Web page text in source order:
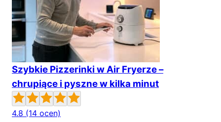
Szybkie Pizzerinki w Air Fryerze –
chrupiące i pyszne w kilka minut
4.8 (14 ocen)